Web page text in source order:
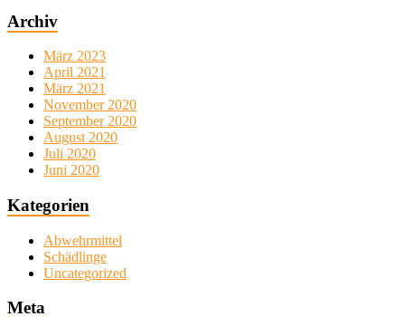
Archiv
März 2023
April 2021
März 2021
November 2020
September 2020
August 2020
Juli 2020
Juni 2020
Kategorien
Abwehrmittel
Schädlinge
Uncategorized
Meta